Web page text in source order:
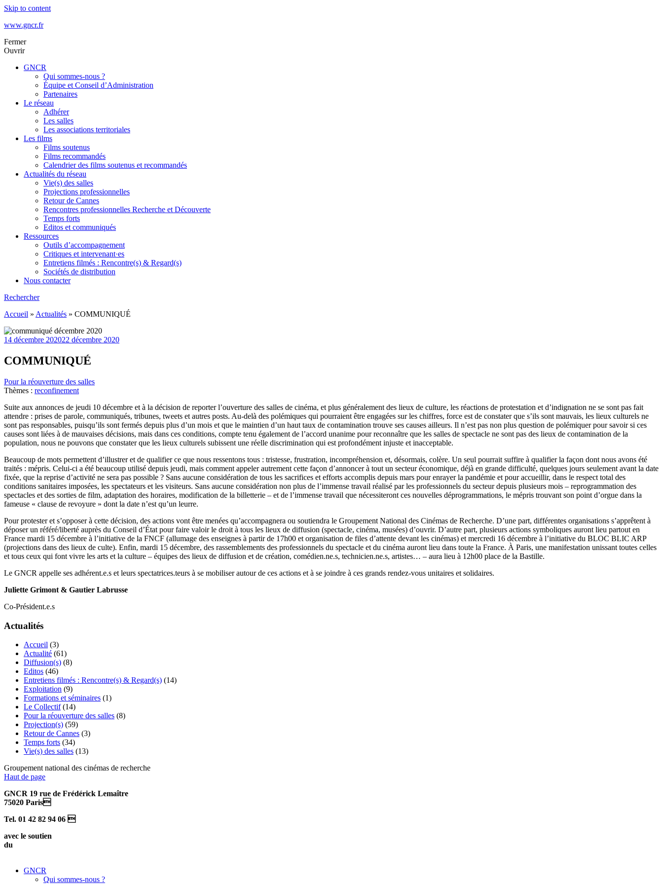
Skip to content
www.gncr.fr
Fermer
Ouvrir
GNCR
Qui sommes-nous ?
Équipe et Conseil d’Administration
Partenaires
Le réseau
Adhérer
Les salles
Les associations territoriales
Les films
Films soutenus
Films recommandés
Calendrier des films soutenus et recommandés
Actualités du réseau
Vie(s) des salles
Projections professionnelles
Retour de Cannes
Rencontres professionnelles Recherche et Découverte
Temps forts
Editos et communiqués
Ressources
Outils d’accompagnement
Critiques et intervenant·es
Entretiens filmés : Rencontre(s) & Regard(s)
Sociétés de distribution
Nous contacter
Rechercher
Accueil » Actualités » COMMUNIQUÉ
14 décembre 202022 décembre 2020
COMMUNIQUÉ
Pour la réouverture des salles
Thèmes : reconfinement
Suite aux annonces de jeudi 10 décembre et à la décision de reporter l’ouverture des salles de cinéma, et plus généralement des lieux de culture, les réactions de protestation et d’indignation ne se sont pas fait
attendre : prises de parole, communiqués, tribunes, tweets et autres posts. Au-delà des polémiques qui pourraient être engagées sur les chiffres, force est de constater que s’ils sont mauvais, les lieux culturels ne
sont pas responsables, puisqu’ils sont fermés depuis plus d’un mois et que le maintien d’un haut taux de contamination trouve ses causes ailleurs. Il n’est pas non plus question de polémiquer pour savoir si ces
causes sont liées à de mauvaises décisions, mais dans ces conditions, compte tenu également de l’accord unanime pour reconnaître que les salles de spectacle ne sont pas des lieux de contamination de la
population, nous ne pouvons que constater que les lieux culturels subissent une réelle discrimination qui est profondément injuste et inacceptable.
Beaucoup de mots permettent d’illustrer et de qualifier ce que nous ressentons tous : tristesse, frustration, incompréhension et, désormais, colère. Un seul pourrait suffire à qualifier la façon dont nous avons été
traités : mépris. Celui-ci a été beaucoup utilisé depuis jeudi, mais comment appeler autrement cette façon d’annoncer à tout un secteur économique, déjà en grande difficulté, quelques jours seulement avant la date
fixée, que la reprise d’activité ne sera pas possible ? Sans aucune considération de tous les sacrifices et efforts accomplis depuis mars pour enrayer la pandémie et pour accueillir, dans le respect total des
conditions sanitaires imposées, les spectateurs et les visiteurs. Sans aucune considération non plus de l’immense travail réalisé par les professionnels du secteur depuis plusieurs mois – reprogrammation des
spectacles et des sorties de film, adaptation des horaires, modification de la billetterie – et de l’immense travail que nécessiteront ces nouvelles déprogrammations, le mépris trouvant son point d’orgue dans la
fameuse « clause de revoyure » dont la date n’est qu’un leurre.
Pour protester et s’opposer à cette décision, des actions vont être menées qu’accompagnera ou soutiendra le Groupement National des Cinémas de Recherche. D’une part, différentes organisations s’apprêtent à
déposer un référé/liberté auprès du Conseil d’État pour faire valoir le droit à tous les lieux de diffusion (spectacle, cinéma, musées) d’ouvrir. D’autre part, plusieurs actions symboliques auront lieu partout en
France mardi 15 décembre à l’initiative de la FNCF (allumage des enseignes à partir de 17h00 et organisation de files d’attente devant les cinémas) et mercredi 16 décembre à l’initiative du BLOC BLIC ARP
(projections dans des lieux de culte). Enfin, mardi 15 décembre, des rassemblements des professionnels du spectacle et du cinéma auront lieu dans toute la France. À Paris, une manifestation unissant toutes celles
et tous ceux qui font vivre les arts et la culture – équipes des lieux de diffusion et de création, comédien.ne.s, technicien.ne.s, artistes… – aura lieu à 12h00 place de la Bastille.
Le GNCR appelle ses adhérent.e.s et leurs spectatrices.teurs à se mobiliser autour de ces actions et à se joindre à ces grands rendez-vous unitaires et solidaires.
Juliette Grimont & Gautier Labrusse
Co-Président.e.s
Actualités
Accueil (3)
Actualité (61)
Diffusion(s) (8)
Editos (46)
Entretiens filmés : Rencontre(s) & Regard(s) (14)
Exploitation (9)
Formations et séminaires (1)
Le Collectif(14)
Pour la réouverture des salles (8)
Projection(s) (59)
Retour de Cannes (3)
Temps forts (34)
Vie(s) des salles (13)
Groupement national des cinémas de recherche
Haut de page
GNCR 19 rue de Frédérick Lemaître
75020 Paris
Tel. 01 42 82 94 06 
avec le soutien
du
GNCR
Qui sommes-nous ?